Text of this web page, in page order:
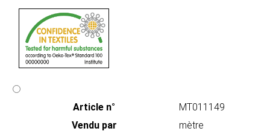
Article n°
MT011149
Vendu par
mètre